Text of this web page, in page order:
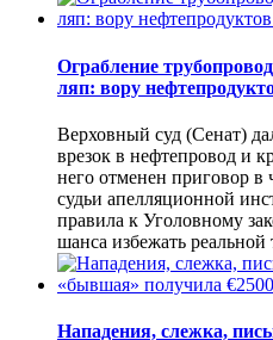
Ограбление
ляп: вору
Верховный суд (Сенат)
врезок в нефтепровод и
него отменен приговор в
судьи апелляционной
правила к Уголовному
шанса избежать
Нападения, слежка,